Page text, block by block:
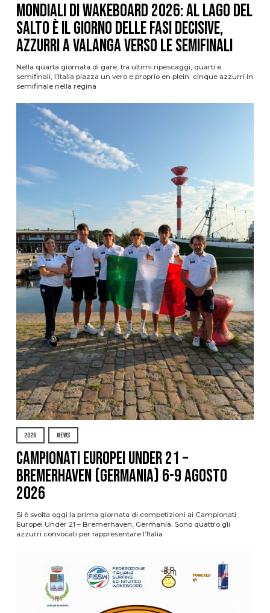
Mondiali di Wakeboard 2026: al Lago del
Salto è il giorno delle fasi decisive,
azzurri a valanga verso le semifinali
Nella quarta giornata di gare, tra ultimi ripescaggi, quarti e
semifinali, l’Italia piazza un vero e proprio en plein: cinque azzurri in
semifinale nella regina
2026 NEWS
Campionati Europei Under 21 –
Bremerhaven (Germania) 6-9 agosto
2026
Si è svolta oggi la prima giornata di competizioni ai Campionati
Europei Under 21 – Bremerhaven, Germania. Sono quattro gli
azzurri convocati per rappresentare l’Italia